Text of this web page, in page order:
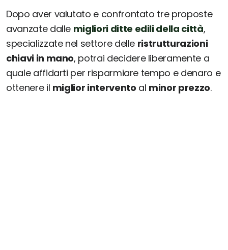
Dopo aver valutato e confrontato tre proposte
avanzate dalle migliori ditte edili della città,
specializzate nel settore delle ristrutturazioni
chiavi in mano, potrai decidere liberamente a
quale affidarti per risparmiare tempo e denaro e
ottenere il miglior intervento al minor prezzo.